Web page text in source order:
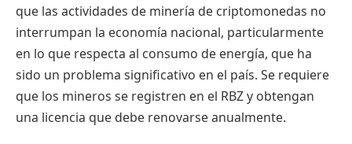
que las actividades de minería de criptomonedas no
interrumpan la economía nacional, particularmente
en lo que respecta al consumo de energía, que ha
sido un problema significativo en el país. Se requiere
que los mineros se registren en el RBZ y obtengan
una licencia que debe renovarse anualmente.